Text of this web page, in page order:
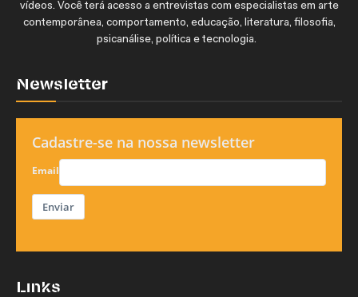
vídeos. Você terá acesso a entrevistas com especialistas em arte
contemporânea, comportamento, educação, literatura, filosofia,
psicanálise, política e tecnologia.
Newsletter
Cadastre-se na nossa newsletter
Email
Enviar
Links